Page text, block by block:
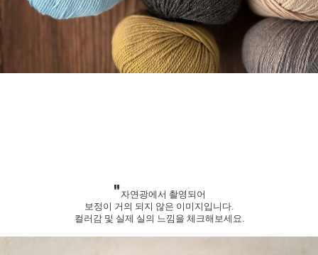
" 자연광에서 촬영되어
보정이 거의 되지 않은 이미지입니다.
컬러감 및 실제 실의 느낌을 체크해보세요.